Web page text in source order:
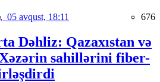
05 avqust, 18:11 676
Dəhliz: Qazaxıstan və
sahillərini fiber-